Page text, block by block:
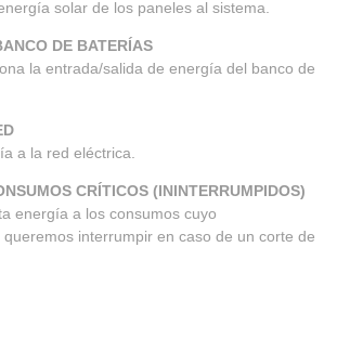
solar de los paneles al sistema.
DE BATERÍAS
la entrada/salida de energía del banco de
a la red eléctrica.
CRÍTICOS (ININTERRUMPIDOS)
energía a los consumos cuyo
interrumpir en caso de un corte de